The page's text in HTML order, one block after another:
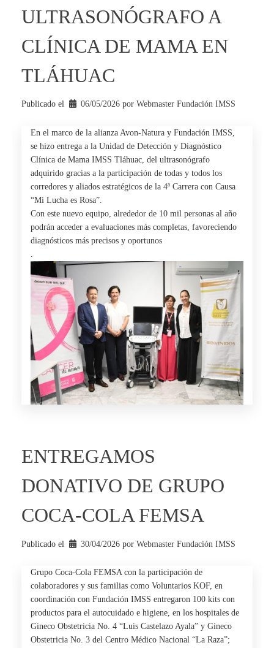
ULTRASONÓGRAFO A
CLÍNICA DE MAMA EN
TLÁHUAC
Publicado el 06/05/2026 por Webmaster Fundación IMSS
En el marco de la alianza Avon-Natura y Fundación IMSS,
se hizo entrega a la Unidad de Detección y Diagnóstico
Clínica de Mama IMSS Tláhuac, del ultrasonógrafo
adquirido gracias a la participación de todas y todos los
corredores y aliados estratégicos de la 4ª Carrera con Causa
“Mi Lucha es Rosa”.
Con este nuevo equipo, alrededor de 10 mil personas al año
podrán acceder a evaluaciones más completas, favoreciendo
diagnósticos más precisos y oportunos
ENTREGAMOS
DONATIVO DE GRUPO
COCA-COLA FEMSA
Publicado el 30/04/2026 por Webmaster Fundación IMSS
Grupo Coca-Cola FEMSA con la participación de
colaboradores y sus familias como Voluntarios KOF, en
coordinación con Fundación IMSS entregaron 100 kits con
productos para el autocuidado e higiene, en los hospitales de
Gineco Obstetricia No. 4 “Luis Castelazo Ayala” y Gineco
Obstetricia No. 3 del Centro Médico Nacional “La Raza”;